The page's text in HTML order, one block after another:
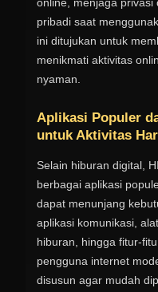
pribadi saat
ini ditujukan untuk
menikmati aktivitas
nyaman.
Aplikasi Populer
untuk Aktivitas
Selain hiburan digital,
berbagai aplikasi
dapat menunjang
aplikasi komunikasi,
hiburan, hingga fitur-
pengguna internet
disusun agar mudah